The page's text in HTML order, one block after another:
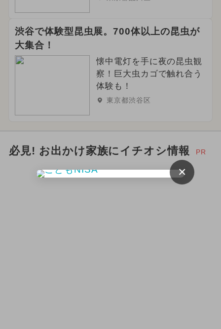
渋谷で体験型昆虫展。700体以上の昆虫が
大集合！
懐中電灯を手に夜の昆虫観
察！巨大虫カゴで触れ合う
体験も！
東京都渋谷区
必見! お出かけ家族にイチオシ情報 PR
×